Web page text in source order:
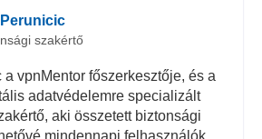
szakértő
vpnMentor főszerkesztője, és a
adatvédelemre specializált
aki összetett biztonsági